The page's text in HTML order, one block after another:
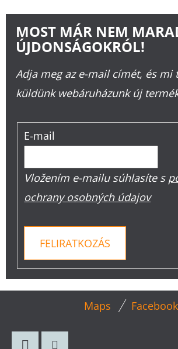
MOST MÁR NEM
ÚJDONSÁGOKRÓL!
Adja meg az e-mail címét, és mi
küldünk webáruházunk új
E-mail
Vložením e-mailu súhlasíte s
ochrany osobných údajov
FELIRATKOZÁS
Maps Facebook